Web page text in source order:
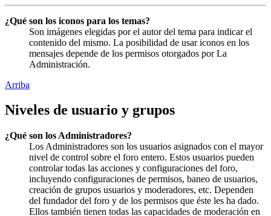
¿Qué son los iconos para los temas?
Son imágenes elegidas por el autor del tema para indicar el
contenido del mismo. La posibilidad de usar iconos en los
mensajes depende de los permisos otorgados por La
Administración.
Arriba
Niveles de usuario y grupos
¿Qué son los Administradores?
Los Administradores son los usuarios asignados con el mayor
nivel de control sobre el foro entero. Estos usuarios pueden
controlar todas las acciones y configuraciones del foro,
incluyendo configuraciones de permisos, baneo de usuarios,
creación de grupos usuarios y moderadores, etc. Dependen
del fundador del foro y de los permisos que éste les ha dado.
Ellos también tienen todas las capacidades de moderación en